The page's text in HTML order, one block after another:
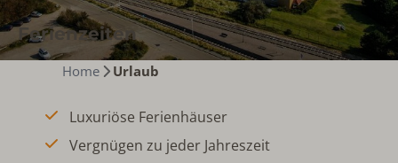
Ferienzeiten
Home Urlaub
Luxuriöse Ferienhäuser
Vergnügen zu jeder Jahreszeit